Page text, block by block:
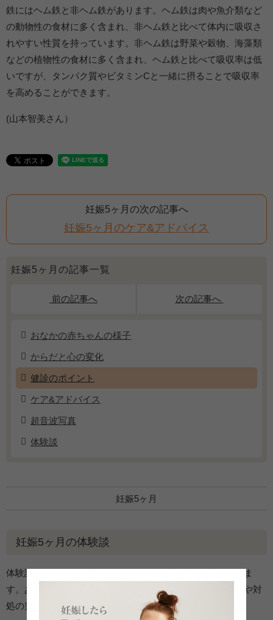
鉄にはヘム鉄と非ヘム鉄があります。ヘム鉄は肉や魚介類など
の動物性の食材に多く含まれ、非ヘム鉄と比べて体内に吸収さ
れやすい性質を持っています。非ヘム鉄は野菜や穀物、海藻類
などの植物性の食材に多く含まれ、ヘム鉄と比べて吸収率は低
いですが、タンパク質やビタミンCと一緒に摂ることで吸収率
を高めることができます。
(山本智美さん）
妊娠5ヶ月の次の記事へ
妊娠5ヶ月のケア&アドバイス
妊娠5ヶ月の記事一覧
前の記事へ 次の記事へ
おなかの赤ちゃんの様子
からだと心の変化
健診のポイント
ケア&アドバイス
超音波写真
体験談
妊娠5ヶ月
妊娠5ヶ月の体験談
体験談はベビカムで募集したママたちの投稿を掲載していま
す。あくまでも一個人の経験としてお読みください。症状や対
処の判断は、医師にご相談ください。